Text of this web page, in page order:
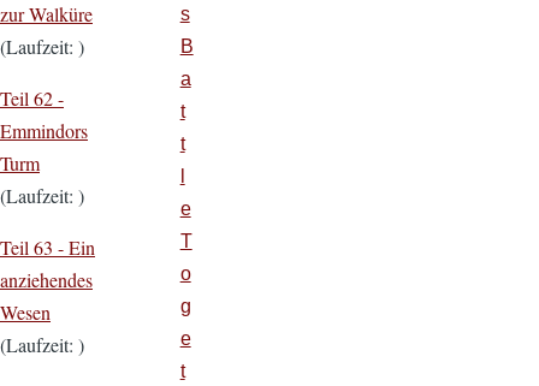
zur Walküre
(Laufzeit: )
Teil 62 -
Emmindors
Turm
(Laufzeit: )
Teil 63 -Ein
anziehendes
Wesen
(Laufzeit: )
s
B
a
t
t
e
T
o
g
e
t